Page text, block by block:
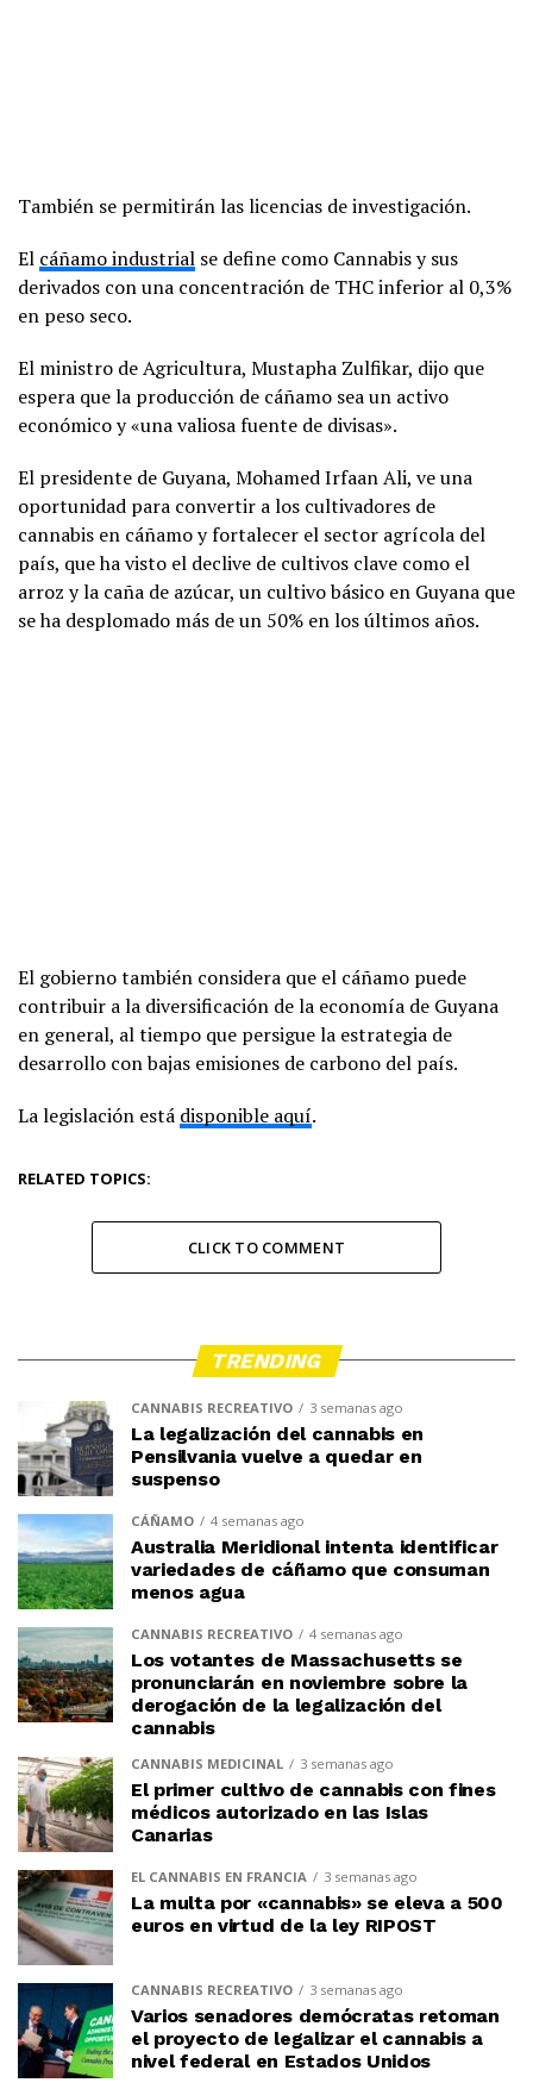
También se permitirán las licencias de investigación.
El cáñamo industrial se define como Cannabis y sus
derivados con una concentración de THC inferior al 0,3%
en peso seco.
El ministro de Agricultura, Mustapha Zulfikar, dijo que
espera que la producción de cáñamo sea un activo
económico y «una valiosa fuente de divisas».
El presidente de Guyana, Mohamed Irfaan Ali, ve una
oportunidad para convertir a los cultivadores de
cannabis en cáñamo y fortalecer el sector agrícola del
país, que ha visto el declive de cultivos clave como el
arroz y la caña de azúcar, un cultivo básico en Guyana que
se ha desplomado más de un 50% en los últimos años.
El gobierno también considera que el cáñamo puede
contribuir a la diversificación de la economía de Guyana
en general, al tiempo que persigue la estrategia de
desarrollo con bajas emisiones de carbono del país.
La legislación está disponible aquí.
RELATED TOPICS:
CLICK TO COMMENT
TRENDING
CANNABIS RECREATIVO 3 semanas ago
La legalización del cannabis en
Pensilvania vuelve a quedar en
suspenso
CÁÑAMO 4 semanas ago
Australia Meridional intenta identificar
variedades de cáñamo que consuman
menos agua
CANNABIS RECREATIVO 4 semanas ago
Los votantes de Massachusetts se
pronunciarán en noviembre sobre la
derogación de la legalización del
cannabis
CANNABIS MEDICINAL 3 semanas ago
El primer cultivo de cannabis con fines
médicos autorizado en las Islas
Canarias
EL CANNABIS EN FRANCIA 3 semanas ago
La multa por «cannabis» se eleva a 500
euros en virtud de la ley RIPOST
CANNABIS RECREATIVO 3 semanas ago
Varios senadores demócratas retoman
el proyecto de legalizar el cannabis a
nivel federal en Estados Unidos